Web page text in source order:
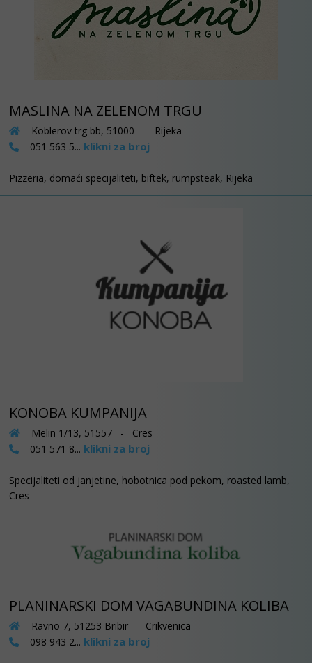
MASLINA NA ZELENOM TRGU
Koblerov trg bb, 51000 - Rijeka
051 563 5... klikni za broj
Pizzeria, domaći specijaliteti, biftek, rumpsteak, Rijeka
KONOBA KUMPANIJA
Melin 1/13, 51557 - Cres
051 571 8... klikni za broj
Specijaliteti od janjetine, hobotnica pod pekom, roasted lamb,
Cres
PLANINARSKI DOM VAGABUNDINA KOLIBA
Ravno 7, 51253 Bribir - Crikvenica
098 943 2... klikni za broj